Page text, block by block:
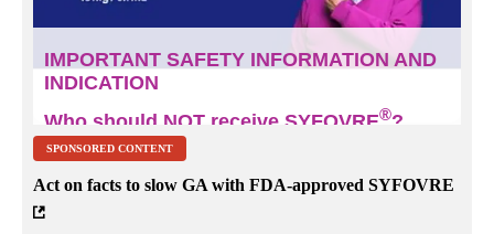
SPONSORED CONTENT
Act on facts to slow GA with FDA-approved SYFOVRE